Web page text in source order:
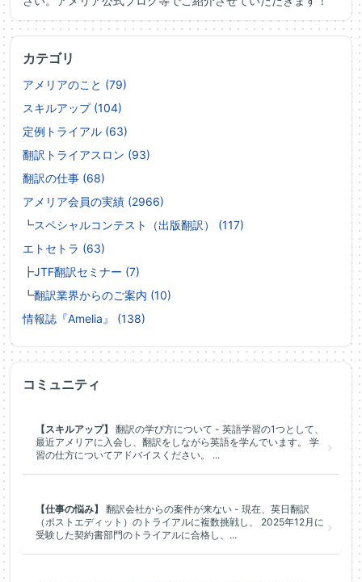
カテゴリ
アメリアのこと (79)
スキルアップ (104)
定例トライアル (63)
翻訳トライアスロン (93)
翻訳の仕事 (68)
アメリア会員の実績 (2966)
┗スペシャルコンテスト（出版翻訳） (117)
エトセトラ (63)
┣JTF翻訳セミナー (7)
┗翻訳業界からのご案内 (10)
情報誌『Amelia』 (138)
コミュニティ
【スキルアップ】
翻訳の学び方について - 英語学習の1つとして、
最近アメリアに入会し、翻訳をしながら英語を学んでいます。 学
習の仕方についてアドバイスください。 ...
【仕事の悩み】
翻訳会社からの案件が来ない - 現在、英日翻訳
（ポストエディット）のトライアルに複数挑戦し、 2025年12月に
受験した契約書部門のトライアルに合格し、...